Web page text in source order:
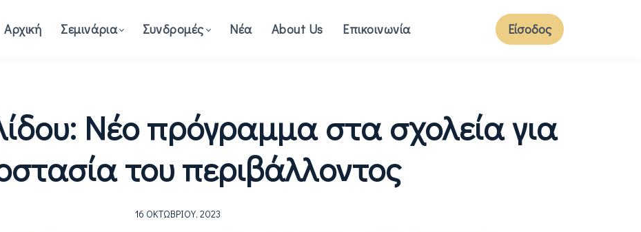
Αρχική Σεμινάρια Συνδρομές Νέα About Us Επικοινωνία Είσοδος
Νέο πρόγραμμα στα σχολεία για
του περιβάλλοντος
16 ΟΚΤΩΒΡΊΟΥ, 2023